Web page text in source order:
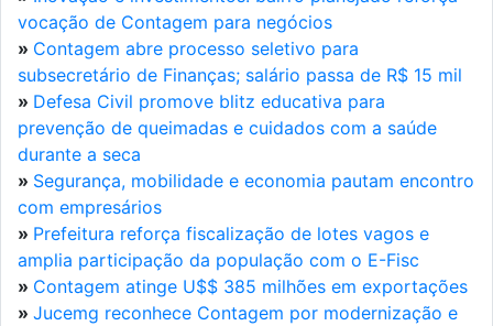
vocação de Contagem para negócios
» Contagem abre processo seletivo para
subsecretário de Finanças; salário passa de R$ 15 mil
» Defesa Civil promove blitz educativa para
prevenção de queimadas e cuidados com a saúde
durante a seca
» Segurança, mobilidade e economia pautam encontro
com empresários
» Prefeitura reforça fiscalização de lotes vagos e
amplia participação da população com o E-Fisc
» Contagem atinge U$$ 385 milhões em exportações
» Jucemg reconhece Contagem por modernização e